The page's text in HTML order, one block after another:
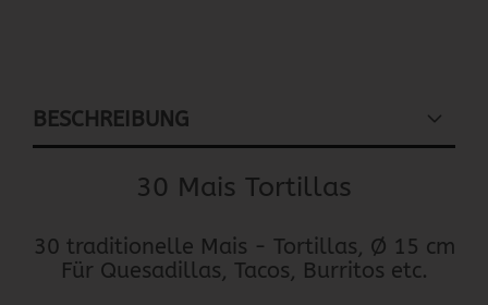
BESCHREIBUNG
30 Mais Tortillas
30 traditionelle Mais - Tortillas, Ø 15 cm
Für Quesadillas, Tacos, Burritos etc.